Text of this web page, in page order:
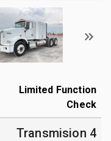
Limited Function
Check
4 Transmision